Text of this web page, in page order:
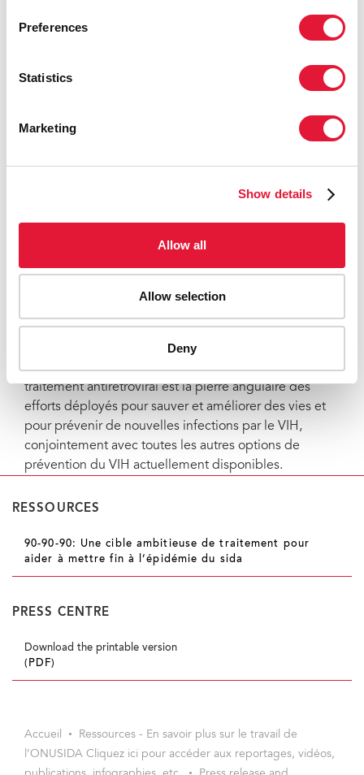
Preferences
Statistics
Marketing
Show details
Allow all
Allow selection
Deny
fortement l'approche accélérée de l'ONUSIDA visant à
atteindreles objectifs de traitement du VIH 90-90-90
L'ONUSIDA réaffirme l'importance de respecter le
sérologique quant au VIH et de décider si et quand il
convient de commencer le traitement antirétroviral.
équitable aux antirétroviraux requiert des efforts
juridiques qui empêchent les personnes vivant avec le
d'accéder aux services de santé.
le traitement au plus tôt combinée à des résultats
antérieurs sur l'impact des antirétroviraux sur la
réduction de la transmission du VIH confirment que le
traitement antirétroviral est la pierre angulaire des
efforts déployés pour sauver et améliorer des vies et
pour prévenir de nouvelles infections par le VIH,
conjointement avec toutes les autres options de
prévention du VIH actuellement disponibles.
RESSOURCES
90-90-90: Une cible ambitieuse de traitement pour
aider à mettre fin à l’épidémie du sida
PRESS CENTRE
Download the printable version
(PDF)
Accueil
Ressources - En savoir plus sur le travail de
l’ONUSIDA Cliquez ici pour accéder aux reportages, vidéos,